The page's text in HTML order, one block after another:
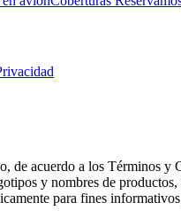
de acuerdo a los Términos
y nombres de
para fines